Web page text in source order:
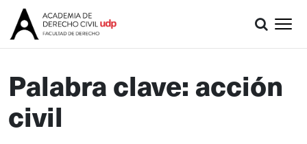
Palabra clave: acción
civil